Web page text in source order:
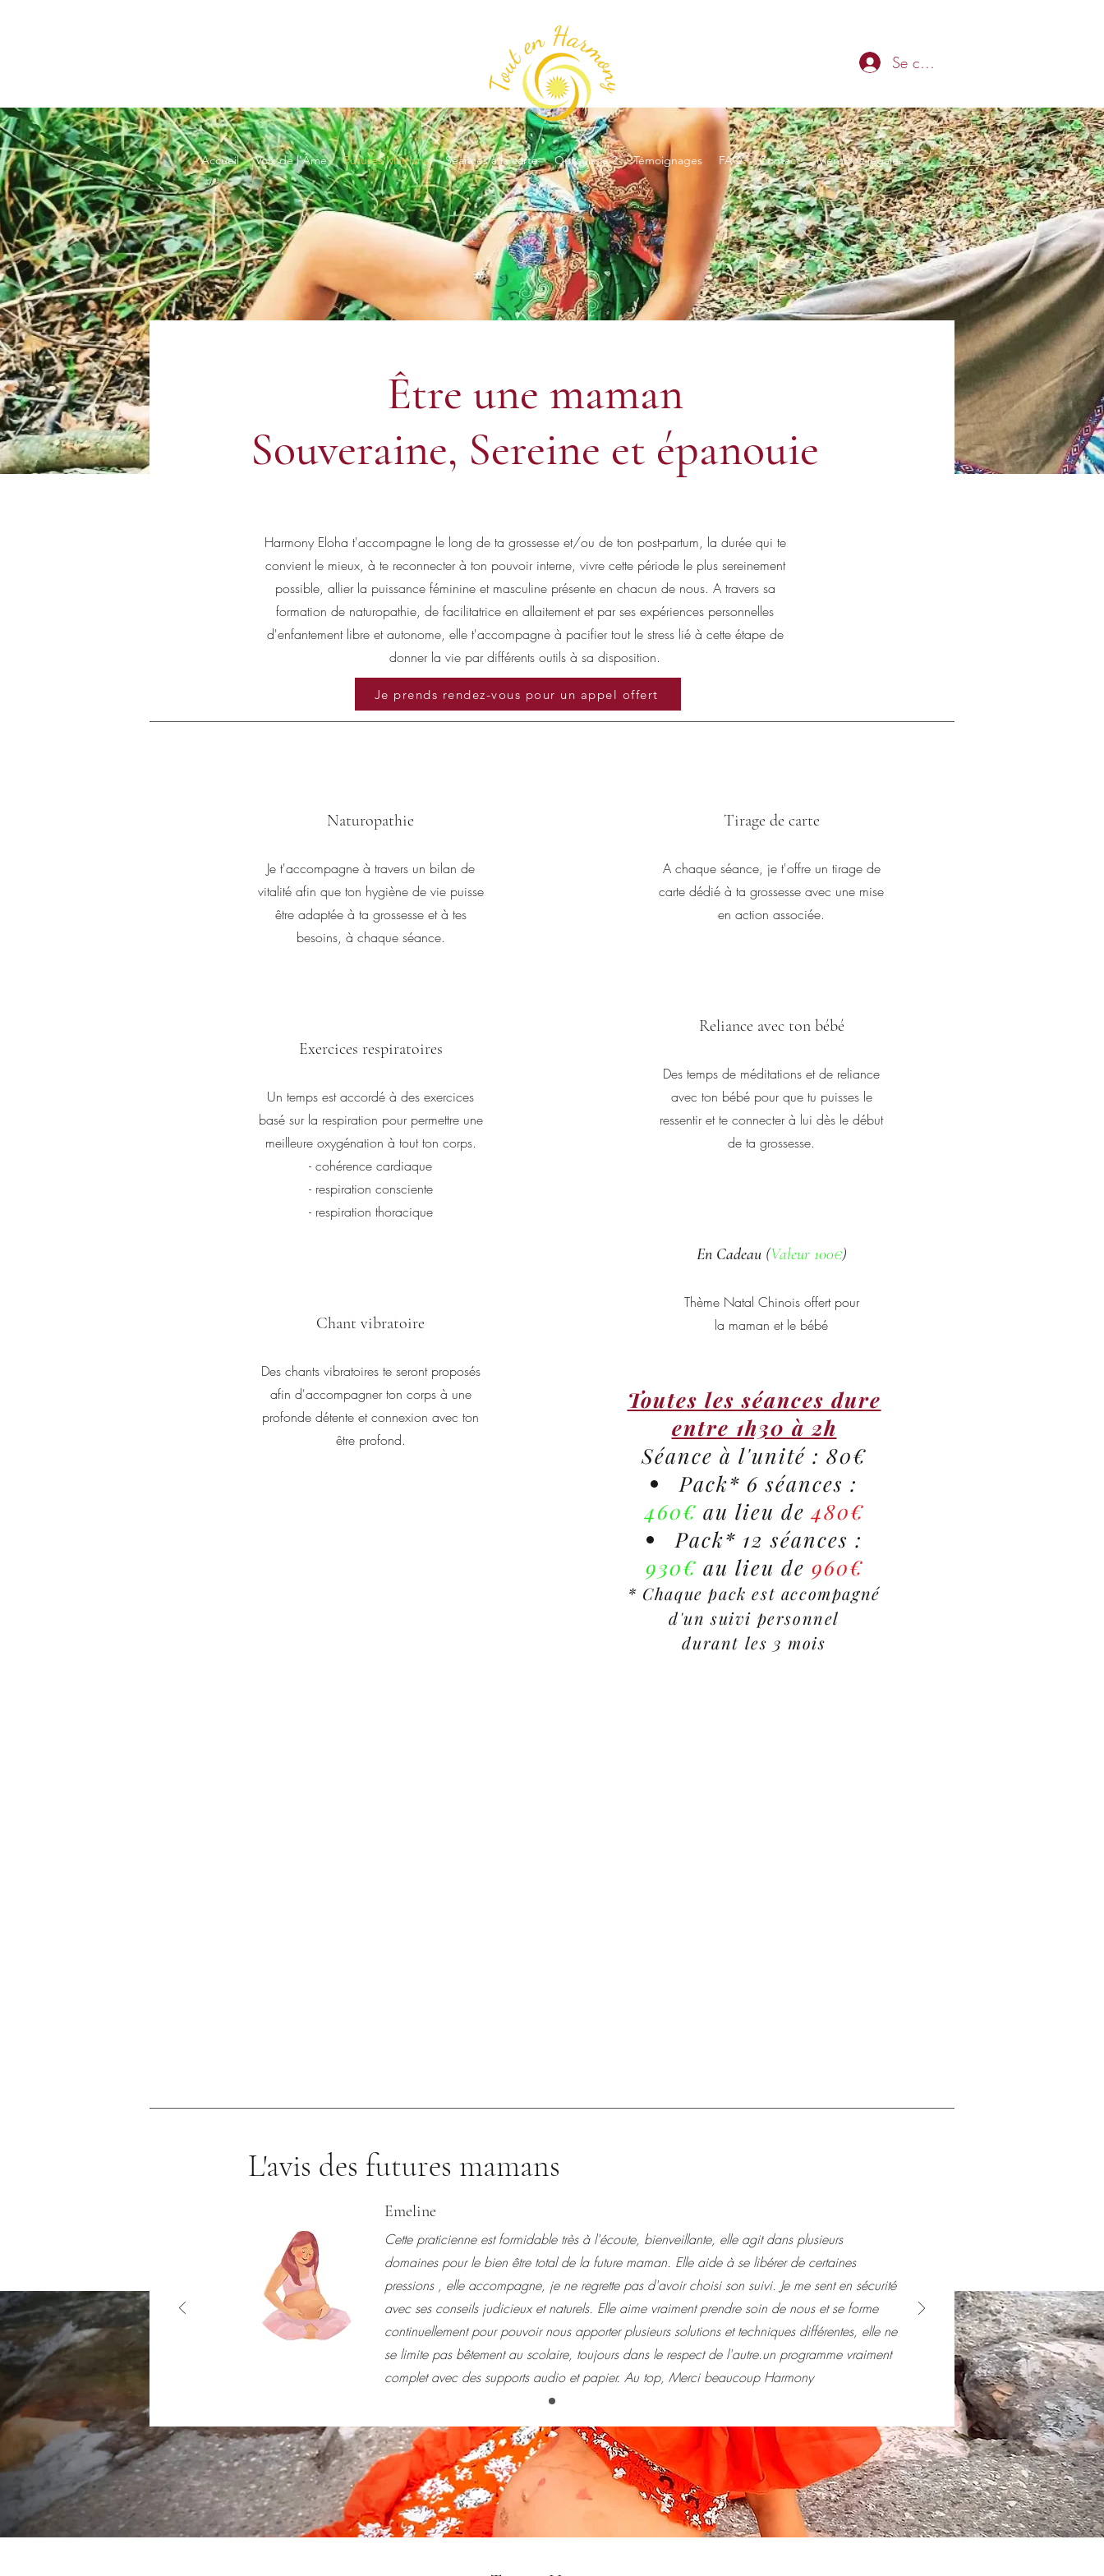
Se connecter
Accueil Voix de l'Âme Futures Mamans Séances à la carte Qui suis-je ? Témoignages FAQ Contact Mentions légales
Être une maman
Souveraine, Sereine et épanouie
Harmony Eloha t'accompagne le long de ta grossesse et/ou de ton post-partum, la durée qui te
convient le mieux, à te reconnecter à ton pouvoir interne, vivre cette période le plus sereinement
possible, allier la puissance féminine et masculine présente en chacun de nous. A travers sa
formation de naturopathie, de facilitatrice en allaitement et par ses expériences personnelles
d'enfantement libre et autonome, elle t'accompagne à pacifier tout le stress lié à cette étape de
donner la vie par différents outils à sa disposition.
Je prends rendez-vous pour un appel offert
Naturopathie
Je t'accompagne à travers un bilan de
vitalité afin que ton hygiène de vie puisse
être adaptée à ta grossesse et à tes
besoins, à chaque séance.
Exercices respiratoires
Un temps est accordé à des exercices
basé sur la respiration pour permettre une
meilleure oxygénation à tout ton corps.
- cohérence cardiaque
- respiration consciente
- respiration thoracique
Chant vibratoire
Des chants vibratoires te seront proposés
afin d'accompagner ton corps à une
profonde détente et connexion avec ton
être profond.
Tirage de carte
A chaque séance, je t'offre un tirage de
carte dédié à ta grossesse avec une mise
en action associée.
Reliance avec ton bébé
Des temps de méditations et de reliance
avec ton bébé pour que tu puisses le
ressentir et te connecter à lui dès le début
de ta grossesse.
En Cadeau (Valeur 100€)
Thème Natal Chinois offert pour
la maman et le bébé
Toutes les séances dure
entre 1h30 à 2h
Séance à l'unité : 80€
Pack* 6 séances :
460€ au lieu de480€
Pack* 12 séances :
930€ au lieu de 960€
* Chaque pack est accompagné
d'un suivi personnel
durant les 3 mois
L'avis des futures mamans
Emeline
Cette praticienne est formidable très à l'écoute, bienveillante, elle agit dans plusieurs
domaines pour le bien être total de la future maman. Elle aide à se libérer de certaines
pressions , elle accompagne, je ne regrette pas d'avoir choisi son suivi. Je me sent en sécurité
avec ses conseils judicieux et naturels. Elle aime vraiment prendre soin de nous et se forme
continuellement pour pouvoir nous apporter plusieurs solutions et techniques différentes, elle ne
se limite pas bêtement au scolaire, toujours dans le respect de l'autre.un programme vraiment
complet avec des supports audio et papier. Au top, Merci beaucoup Harmony